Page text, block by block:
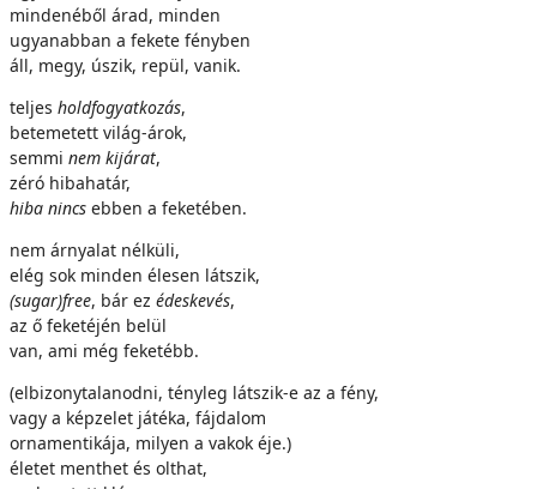
mindenéből árad, minden
ugyanabban a fekete fényben
áll, megy, úszik, repül, vanik.
teljes holdfogyatkozás,
betemetett világ-árok,
semmi nem kijárat,
zéró hibahatár,
hiba nincs ebben a feketében.
nem árnyalat nélküli,
elég sok minden élesen látszik,
(sugar)free, bár ez édeskevés,
az ő feketéjén belül
van, ami még feketébb.
(elbizonytalanodni, tényleg látszik-e az a fény,
vagy a képzelet játéka, fájdalom
ornamentikája, milyen a vakok éje.)
életet menthet és olthat,